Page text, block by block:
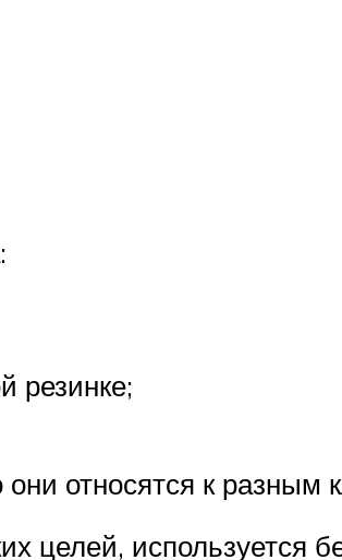
резинке;
относятся к разным
целей, используется